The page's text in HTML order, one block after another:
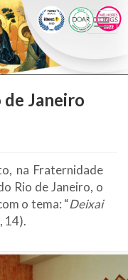
Janeiro
na Fraternidade
Rio de Janeiro, o
o tema: “Deixai
14).